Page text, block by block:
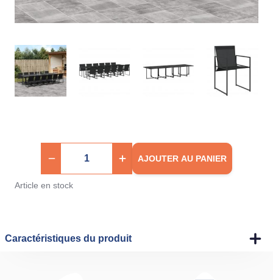
AJOUTER AU PANIER
Article en stock
Caractéristiques du produit